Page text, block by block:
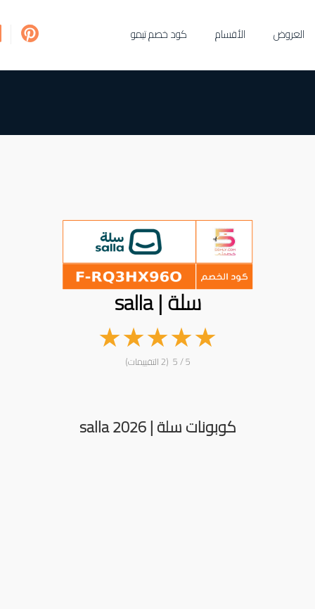
العروض الأقسام كود خصم تيمو
سلة | salla
★
★
★
★
★ 5 / 5 (2 التقييمات)
كوبونات سلة | salla 2026